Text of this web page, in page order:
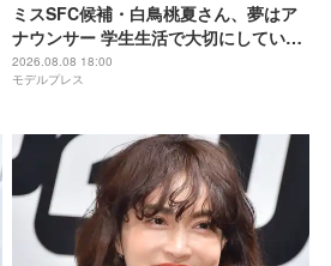
ミスSFC候補・白鳥桃夏さん、夢はア
ナウンサー 学生生活で大切にしている
ことは？【モデルプレスインタビュ
ー】
2026.08.08 18:00
モデルプレス